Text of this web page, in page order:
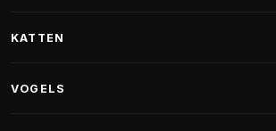
Fantail hondenmanden
KATTEN
VOGELS